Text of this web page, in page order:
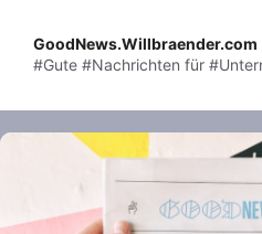
content
GoodNews.Willbraender.com
#Gute #Nachrichten für